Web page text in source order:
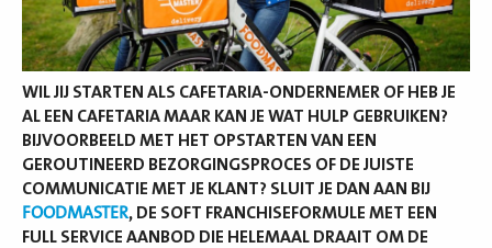
WIL JIJ STARTEN ALS CAFETARIA-ONDERNEMER OF HEB JE
AL EEN CAFETARIA MAAR KAN JE WAT HULP GEBRUIKEN?
BIJVOORBEELD MET HET OPSTARTEN VAN EEN
GEROUTINEERD BEZORGINGSPROCES OF DE JUISTE
COMMUNICATIE MET JE KLANT? SLUIT JE DAN AAN BIJ
FOODMASTER, DE SOFT FRANCHISEFORMULE MET EEN
FULL SERVICE AANBOD DIE HELEMAAL DRAAIT OM DE